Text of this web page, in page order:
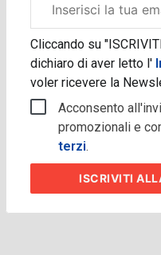
aziendale
Cliccando su
dichiaro di aver letto l'
voler ricevere la
Acconsento
promozionali e
terzi.
ISCRIVITI